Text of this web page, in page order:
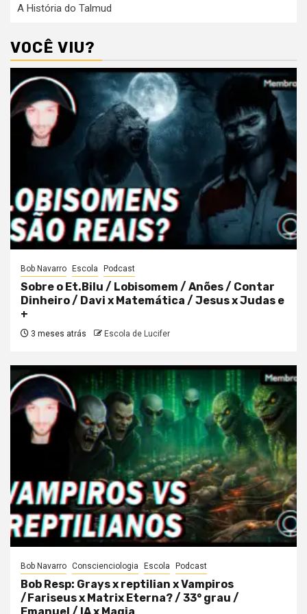
A História do Talmud
VOCÊ VIU?
Bob Navarro Escola Podcast
Sobre o Et.Bilu / Lobisomem / Anões / Contar
Dinheiro / Davi x Matemática / Jesus x Judas e
+
3 meses atrás Escola de Lucifer
Bob Navarro Conscienciologia Escola Podcast
Bob Resp: Grays x reptilian x Vampiros
/Fariseus x Matrix Eterna? / 33° grau /